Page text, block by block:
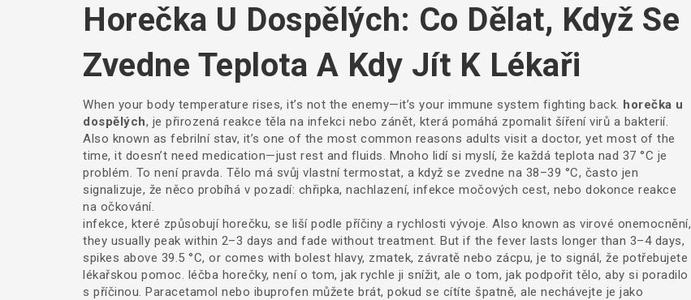
Horečka U Dospělých: Co Dělat, Když Se
Zvedne Teplota A Kdy Jít K Lékaři
When your body temperature rises, it’s not the enemy—it’s your immune system fighting back. horečka u
dospělých, je přirozená reakce těla na infekci nebo zánět, která pomáhá zpomalit šíření virů a bakterií.
Also known as febrilní stav, it’s one of the most common reasons adults visit a doctor, yet most of the
time, it doesn’t need medication—just rest and fluids. Mnoho lidí si myslí, že každá teplota nad 37 °C je
problém. To není pravda. Tělo má svůj vlastní termostat, a když se zvedne na 38–39 °C, často jen
signalizuje, že něco probíhá v pozadí: chřipka, nachlazení, infekce močových cest, nebo dokonce reakce
na očkování.
infekce, které způsobují horečku, se liší podle příčiny a rychlosti vývoje. Also known as virové onemocnění,
they usually peak within 2–3 days and fade without treatment. But if the fever lasts longer than 3–4 days,
spikes above 39.5 °C, or comes with bolest hlavy, zmatek, závratě nebo zácpu, je to signál, že potřebujete
lékařskou pomoc. léčba horečky, není o tom, jak rychle ji snížit, ale o tom, jak podpořit tělo, aby si poradilo
s příčinou. Paracetamol nebo ibuprofen můžete brát, pokud se cítíte špatně, ale nechávejte je jako